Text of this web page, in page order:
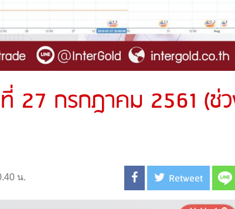
27 กรกฎาคม 2561 (ช่
น. Retweet